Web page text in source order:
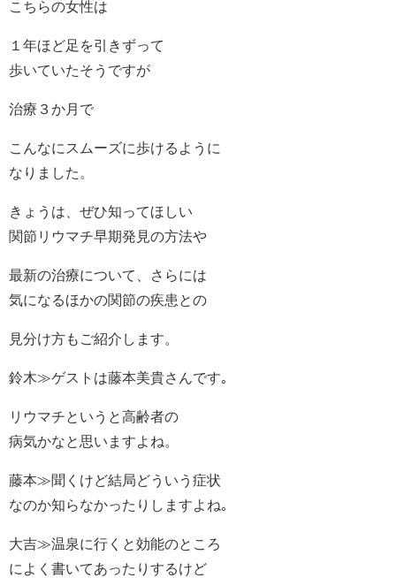
こちらの女性は
１年ほど足を引きずって
歩いていたそうですが
治療３か月で
こんなにスムーズに歩けるように
なりました。
きょうは、ぜひ知ってほしい
関節リウマチ早期発見の方法や
最新の治療について、さらには
気になるほかの関節の疾患との
見分け方もご紹介します。
鈴木≫ゲストは藤本美貴さんです｡
リウマチというと高齢者の
病気かなと思いますよね。
藤本≫聞くけど結局どういう症状
なのか知らなかったりしますよね｡
大吉≫温泉に行くと効能のところ
によく書いてあったりするけど